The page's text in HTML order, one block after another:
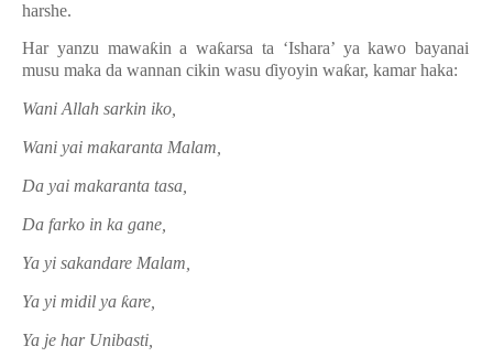
harshe.
Har yanzu mawaƙin a waƙarsa ta ‘Ishara’ ya kawo bayanai
musu maka da wannan cikin wasu ɗiyoyin waƙar, kamar haka:
Wani Allah sarkin iko,
Wani yai makaranta Malam,
Da yai makaranta tasa,
Da farko in ka gane,
Ya yi sakandare Malam,
Ya yi midil ya ƙare,
Ya je har Unibasti,